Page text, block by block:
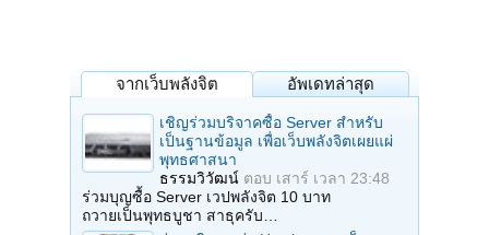
จากเว็บพลังจิต อัพเดทล่าสุด
เชิญร่วมบริจาคซื้อ Server สำหรับ
เป็นฐานข้อมูล เพื่อเว็บพลังจิตเผยแผ่
พุทธศาสนา
ธรรมวิวัฒน์ ตอบ เสาร์ เวลา 23:48
ร่วมบุญซื้อ Server เวปพลังจิต 10 บาท
ถวายเป็นพุทธบูชา สาธุครับ…